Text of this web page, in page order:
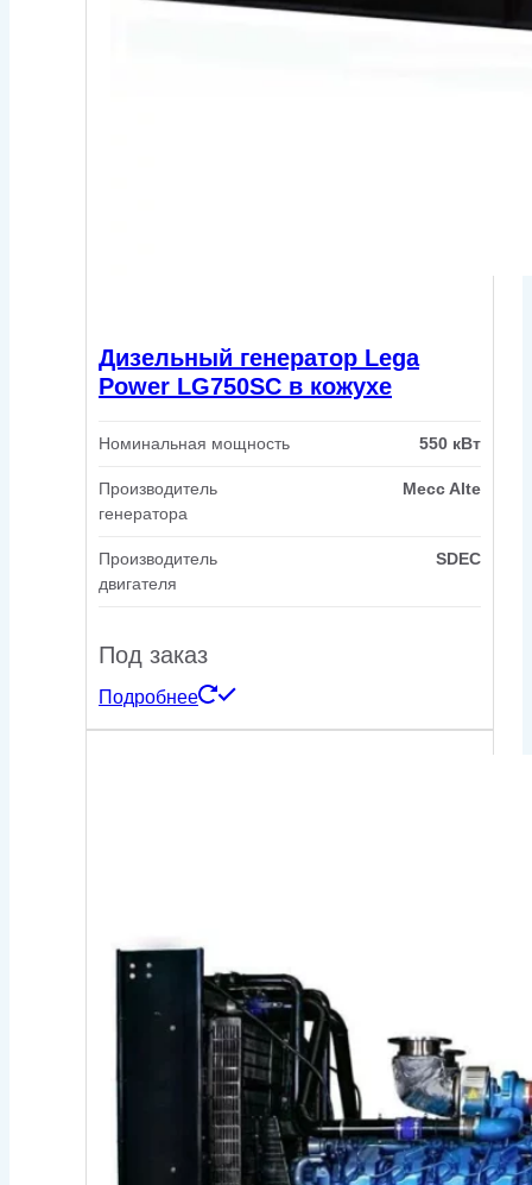
Дизельный генератор Lega
Power LG750SC в кожухе
Номинальная мощность 550 кВт
Производитель
генератора
Mecc Alte
Производитель
двигателя
SDEC
Под заказ
Подробнее